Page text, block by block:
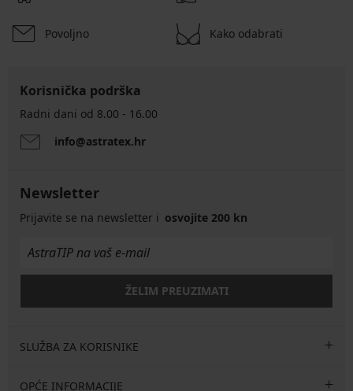
Povoljno Kako odabrati
Korisnička podrška
Radni dani od 8.00 - 16.00
info@astratex.hr
Newsletter
Prijavite se na newsletter i osvojite 200 kn
ŽELIM PREUZIMATI
SLUŽBA ZA KORISNIKE
OPĆE INFORMACIJE